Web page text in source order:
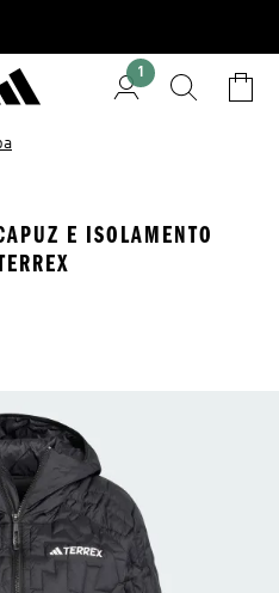
1
E ISOLAMENTO